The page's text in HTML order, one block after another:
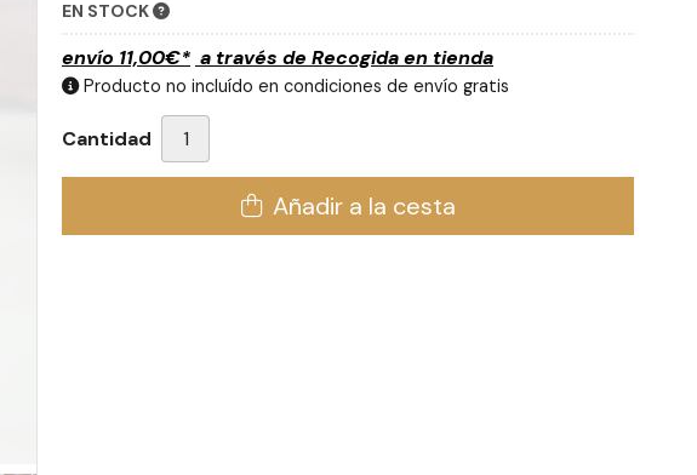
EN STOCK
envío 11,00€* a través de Recogida en tienda
Producto no incluído en condiciones de envío gratis
Cantidad
Añadir a la cesta